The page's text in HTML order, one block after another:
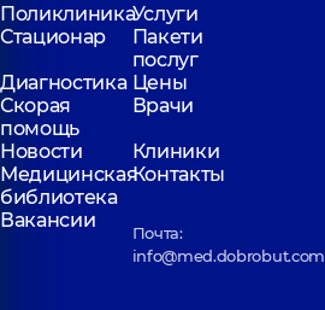
ПоликлиникаУслуги
Стационар
Пакети
послуг
Диагностика Цены
Скорая
помощь
Врачи
Новости
Клиники
Медицинская
библиотека
Контакты
Вакансии
Почта:
info@med.dobrobut.com